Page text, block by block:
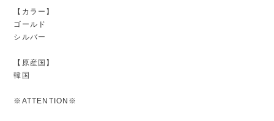
【カラー】
ゴールド
シルバー
【原産国】
韓国
※ATTENTION※